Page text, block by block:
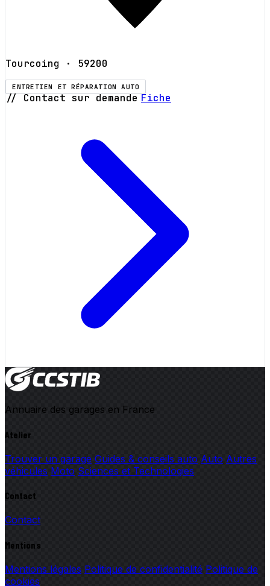
Tourcoing · 59200
ENTRETIEN ET RÉPARATION AUTO
// Contact sur demande Fiche
Annuaire des garages en France
Atelier
Trouver un garage Guides & conseils auto Auto Autres
véhicules Moto Sciences et Technologies
Contact
Contact
Mentions
Mentions légales Politique de confidentialité Politique de
cookies